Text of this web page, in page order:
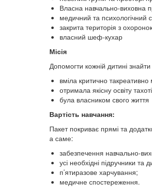
Власна навчально-виховна
медичний та психологічний
закрита територія з
власний шеф-кухар
Місія
Допомогти кожній дитині
вміла критично такреативно
отримала якісну освіту
була власником свого життя
Вартість навчання:
Пакет покриває прямі та
а саме:
забезпечення навчально-
усі необхідні підручники та
п’ятиразове харчування;
медичне спостереження.